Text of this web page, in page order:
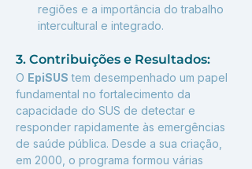
regiões e a importância do trabalho
intercultural e integrado.
3. Contribuições e Resultados:
O EpiSUS tem desempenhado um papel
fundamental no fortalecimento da
capacidade do SUS de detectar e
responder rapidamente às emergências
de saúde pública. Desde a sua criação,
em 2000, o programa formou várias